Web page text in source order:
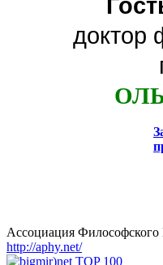
доктор
Ассоциация Философского
http://aphy.net/